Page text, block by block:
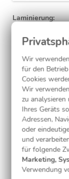
Laminierung:
ohne(inkl.)
Wir
für den
Cookies
Wir
zu analysieren
Ihres Geräts
Adressen,
oder
und
für folgende
Marketing,
Verwendung